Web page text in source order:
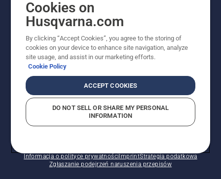
PROFESJONALISTA
Informacja o polityce prywatnościImprintStrategia podatkowa
Zgłaszanie podejrzeń naruszenia przepisów
Cookies on
Husqvarna.com
By clicking “Accept Cookies”, you agree to the storing of
cookies on your device to enhance site navigation, analyze
site usage, and assist in our marketing efforts.
Cookie Policy
ACCEPT COOKIES
DO NOT SELL OR SHARE MY PERSONAL
INFORMATION